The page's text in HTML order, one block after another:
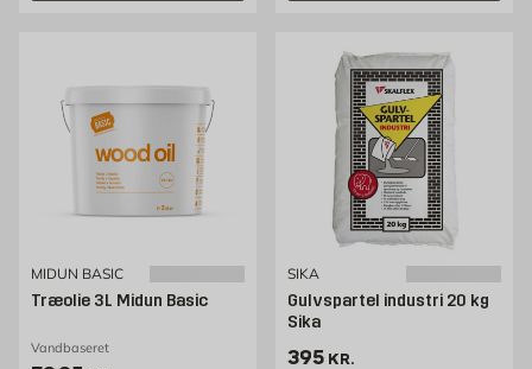
MIDUN BASIC
Træolie 3L Midun Basic
Vandbaseret
SIKA
Gulvspartel industri 20 kg
Sika
Pris 395 kr. /stk
395 KR.